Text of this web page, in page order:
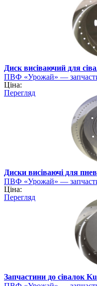
Диск висіваючий для
ПВФ «Урожай» —
Ціна:
Перегляд
Диски висіваючі для
ПВФ «Урожай» —
Ціна:
Перегляд
Запчастини до сівалок